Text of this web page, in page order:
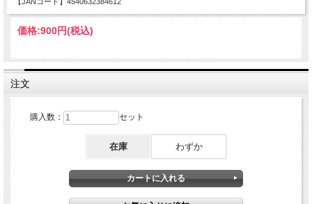
価格:900円(税込)
注文
購入数： セット
在庫 わずか